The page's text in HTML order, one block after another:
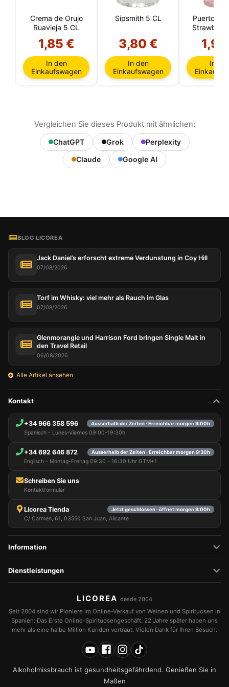
Crema de Orujo
Ruavieja 5 CL
1,85 €
In den
Einkaufswagen
Sipsmith 5 CL
3,80 €
In den
Einkaufswagen
Puerto de
In
Vergleichen Sie dieses Produkt mit ähnlichen:
ChatGPT Grok
Perplexity
Claude
Google AI
BLOG LICOREA
Jack Daniel’s erforscht extreme Verdunstung in Coy Hill
07/08/2026
Torf im Whisky: viel mehr als Rauch im Glas
07/08/2026
Glenmorangie und Harrison Ford bringen Single Malt in
den Travel Retail
06/08/2026
Alle Artikel ansehen
Kontakt
+34 966 358 596 Ausserhalb der Zeiten · Erreichbar morgen 9:00h
Spanisch - Lunes-Viernes 09:00-19:30h
+34 692 646 872 Ausserhalb der Zeiten · Erreichbar morgen 9:30h
Englisch - Montag-Freitag 09:30 - 16:30 Uhr GTM+1
Schreiben Sie uns
Kontaktformular
Licorea Tienda Jetzt geschlossen · öffnet morgen 9:00h
C/ Carmen, 61, 03550 San Juan, Alicante
Information
Dienstleistungen
LICOREA desde 2004
Seit 2004 sind wir Pioniere im Online-Verkauf von Weinen und Spirituosen in
Spanien: Das Erste Online-Spirituosengeschäft. 22 Jahre später haben uns
mehr als eine halbe Million Kunden vertraut. Vielen Dank für Ihren Besuch.
Alkoholmissbrauch ist gesundheitsgefährdend. Genießen Sie in
Maßen